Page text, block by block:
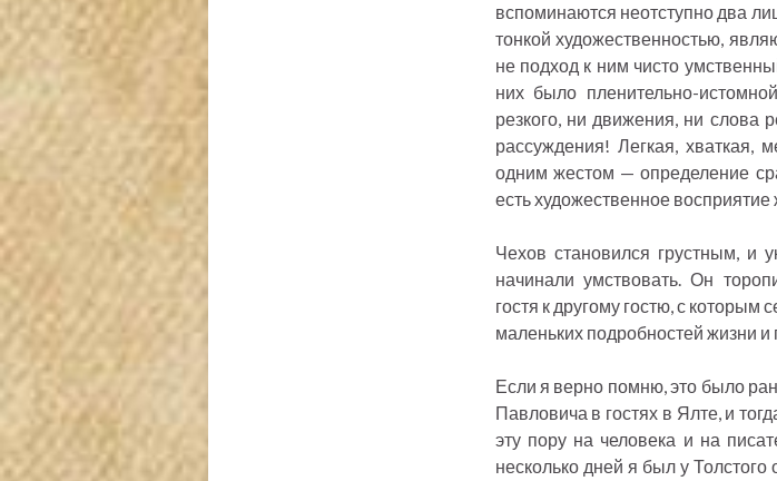
вспоминаются неотступно два
тонкой художественностью,
не подход к ним чисто
них было пленительно-
резкого, ни движения, ни слова
рассуждения! Легкая, хваткая,
одним жестом — определение
есть художественное
Чехов становился грустным, и
начинали умствовать. Он
гостя к другому гостю, с которым
маленьких подробностей жизни
Если я верно помню, это было
Павловича в гостях в Ялте, и
эту пору на человека и на
несколько дней я был у